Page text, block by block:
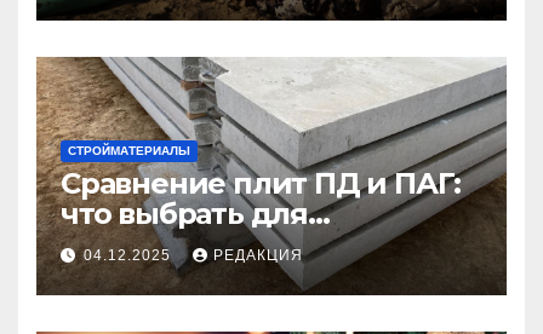
СТРОЙМАТЕРИАЛЫ
Сравнение плит ПД и ПАГ:
что выбрать для
долговечного и прочного
покрытия
04.12.2025 РЕДАКЦИЯ